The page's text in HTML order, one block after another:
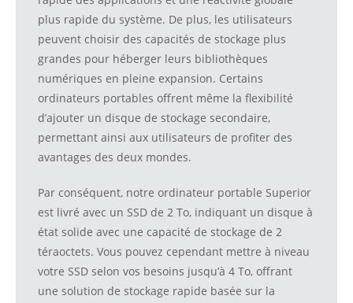
plus rapide du système. De plus, les utilisateurs
peuvent choisir des capacités de stockage plus
grandes pour héberger leurs bibliothèques
numériques en pleine expansion. Certains
ordinateurs portables offrent même la flexibilité
d’ajouter un disque de stockage secondaire,
permettant ainsi aux utilisateurs de profiter des
avantages des deux mondes.
Par conséquent, notre ordinateur portable Superior
est livré avec un SSD de 2 To, indiquant un disque à
état solide avec une capacité de stockage de 2
téraoctets. Vous pouvez cependant mettre à niveau
votre SSD selon vos besoins jusqu’à 4 To, offrant
une solution de stockage rapide basée sur la